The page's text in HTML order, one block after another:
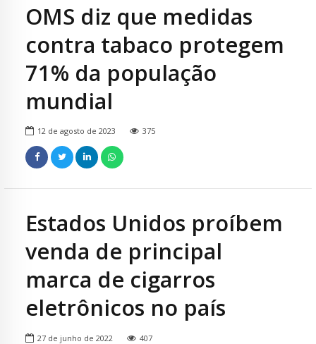
OMS diz que medidas
contra tabaco protegem
71% da população
mundial
12 de agosto de 2023 375
Estados Unidos proíbem
venda de principal
marca de cigarros
eletrônicos no país
27 de junho de 2022 407